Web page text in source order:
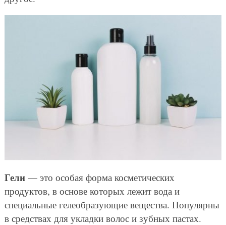
Гели— это особая форма косметических
продуктов, в основе которых лежит вода и
специальные гелеобразующие вещества. Популярны
в средствах для укладки волос и зубных пастах.